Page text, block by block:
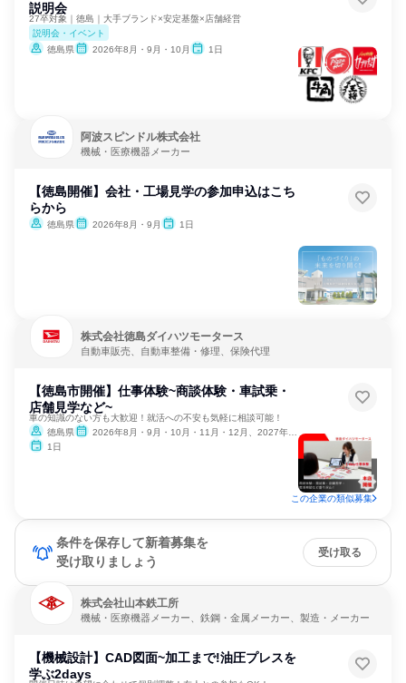
説明会
27卒対象｜徳島｜大手ブランド×安定基盤×店舗経営
説明会・イベント
徳島県
2026年8月・9月・10月 1日
阿波スピンドル株式会社
機械・医療機器メーカー
【徳島開催】会社・工場見学の参加申込はこち
らから
徳島県 2026年8月・9月 1日
株式会社徳島ダイハツモータース
自動車販売、自動車整備・修理、保険代理
【徳島市開催】仕事体験~商談体験・車試乗・
店舗見学など~
車の知識のない方も大歓迎！就活への不安も気軽に相談可能！
徳島県
2026年8月・9月・10月・11月・12月、2027年1月・2月
1日
この企業の類似募集
条件を保存して新着募集を
受け取りましょう
受け取る
株式会社山本鉄工所
機械・医療機器メーカー、鉄鋼・金属メーカー、製造・メーカー
【機械設計】CAD図面~加工まで!油圧プレスを
学ぶ2days